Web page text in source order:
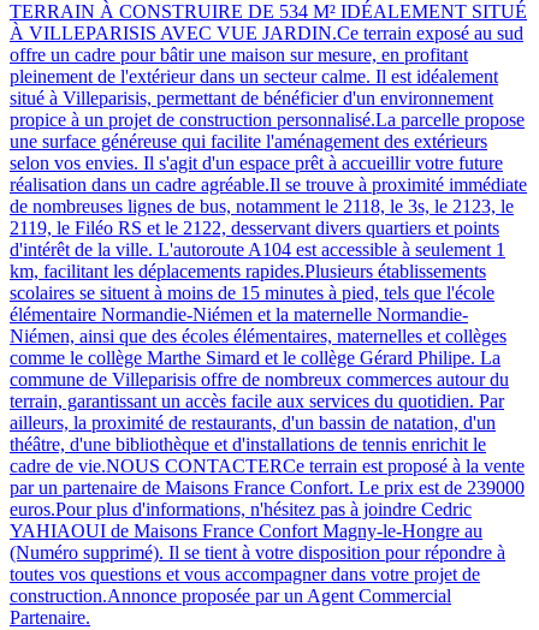
TERRAIN À CONSTRUIRE DE 534 M² IDÉALEMENT SITUÉ
À VILLEPARISIS AVEC VUE JARDIN.Ce terrain exposé au sud
offre un cadre pour bâtir une maison sur mesure, en profitant
pleinement de l'extérieur dans un secteur calme. Il est idéalement
situé à Villeparisis, permettant de bénéficier d'un environnement
propice à un projet de construction personnalisé.La parcelle propose
une surface généreuse qui facilite l'aménagement des extérieurs
selon vos envies. Il s'agit d'un espace prêt à accueillir votre future
réalisation dans un cadre agréable.Il se trouve à proximité immédiate
de nombreuses lignes de bus, notamment le 2118, le 3s, le 2123, le
2119, le Filéo RS et le 2122, desservant divers quartiers et points
d'intérêt de la ville. L'autoroute A104 est accessible à seulement 1
km, facilitant les déplacements rapides.Plusieurs établissements
scolaires se situent à moins de 15 minutes à pied, tels que l'école
élémentaire Normandie-Niémen et la maternelle Normandie-
Niémen, ainsi que des écoles élémentaires, maternelles et collèges
comme le collège Marthe Simard et le collège Gérard Philipe. La
commune de Villeparisis offre de nombreux commerces autour du
terrain, garantissant un accès facile aux services du quotidien. Par
ailleurs, la proximité de restaurants, d'un bassin de natation, d'un
théâtre, d'une bibliothèque et d'installations de tennis enrichit le
cadre de vie.NOUS CONTACTERCe terrain est proposé à la vente
par un partenaire de Maisons France Confort. Le prix est de 239000
euros.Pour plus d'informations, n'hésitez pas à joindre Cedric
YAHIAOUI de Maisons France Confort Magny-le-Hongre au
(Numéro supprimé). Il se tient à votre disposition pour répondre à
toutes vos questions et vous accompagner dans votre projet de
construction.Annonce proposée par un Agent Commercial
Partenaire.